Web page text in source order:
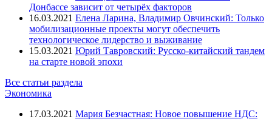
Донбассе зависит от четырёх факторов
16.03.2021 Елена Ларина, Владимир Овчинский: Только
мобилизационные проекты могут обеспечить
технологическое лидерство и выживание
15.03.2021 Юрий Тавровский: Русско-китайский тандем
на старте новой эпохи
Все статьи раздела
Экономика
17.03.2021 Мария Безчастная: Новое повышение НДС: